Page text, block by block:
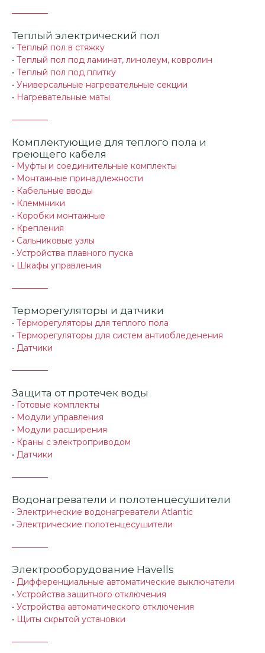
Теплый электрический пол
• Теплый пол в стяжку
• Теплый пол под ламинат, линолеум, ковролин
• Теплый пол под плитку
• Универсальные нагревательные секции
• Нагревательные маты
Комплектующие для теплого пола и
греющего кабеля
• Муфты и соединительные комплекты
• Монтажные принадлежности
• Кабельные вводы
• Клеммники
• Коробки монтажные
• Крепления
• Сальниковые узлы
• Устройства плавного пуска
• Шкафы управления
Терморегуляторы и датчики
• Терморегуляторы для теплого пола
• Терморегуляторы для систем антиобледенения
• Датчики
Защита от протечек воды
• Готовые комплекты
• Модули управления
• Модули расширения
• Краны с электроприводом
• Датчики
Водонагреватели и полотенцесушители
• Электрические водонагреватели Atlantic
• Электрические полотенцесушители
Электрооборудование Havells
• Дифференциальные автоматические выключатели
• Устройства защитного отключения
• Устройства автоматического отключения
• Щиты скрытой установки